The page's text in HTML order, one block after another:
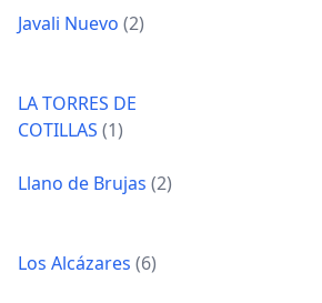
Javali Nuevo (2)
LA TORRES DE
COTILLAS (1)
Llano de Brujas (2)
Los Alcázares (6)